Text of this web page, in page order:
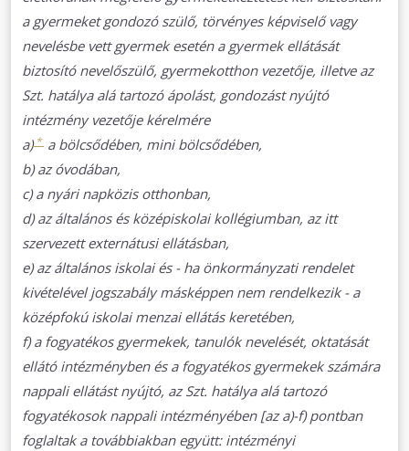
a gyermeket gondozó szülő, törvényes képviselő vagy
nevelésbe vett gyermek esetén a gyermek ellátását
biztosító nevelőszülő, gyermekotthon vezetője, illetve az
Szt. hatálya alá tartozó ápolást, gondozást nyújtó
intézmény vezetője kérelmére
a)* a bölcsődében, mini bölcsődében,
b) az óvodában,
c) a nyári napközis otthonban,
d) az általános és középiskolai kollégiumban, az itt
szervezett externátusi ellátásban,
e) az általános iskolai és - ha önkormányzati rendelet
kivételével jogszabály másképpen nem rendelkezik - a
középfokú iskolai menzai ellátás keretében,
f) a fogyatékos gyermekek, tanulók nevelését, oktatását
ellátó intézményben és a fogyatékos gyermekek számára
nappali ellátást nyújtó, az Szt. hatálya alá tartozó
fogyatékosok nappali intézményében [az a)-f) pontban
foglaltak a továbbiakban együtt: intézményi